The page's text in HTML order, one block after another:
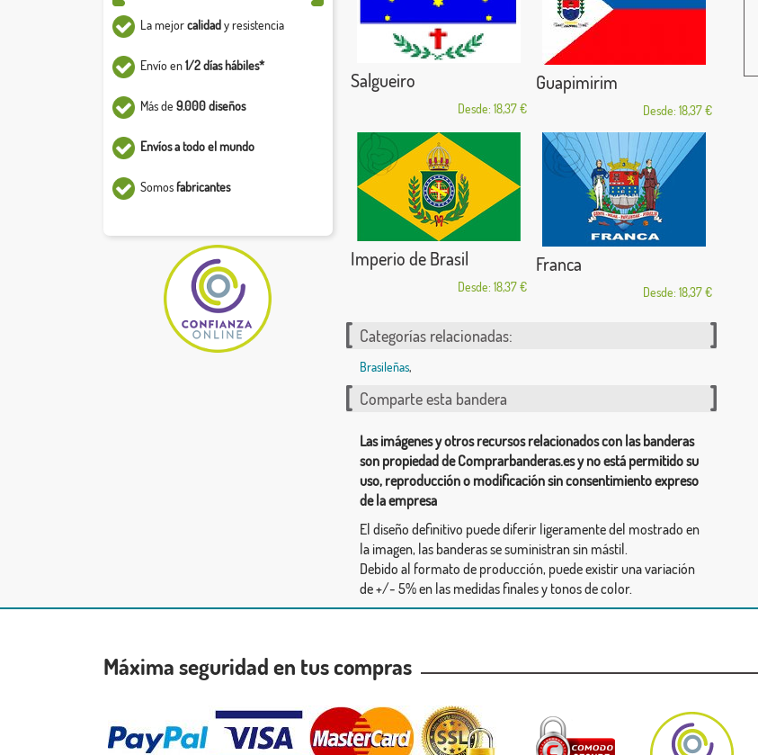
La mejorcalidady resistencia
Envío en1/2 días hábiles*
Más de 9.000 diseños
Envíos a todo el mundo
Somosfabricantes
Salgueiro
Desde: 18,37 €
Guapimirim
Desde: 18,37 €
Imperio de Brasil
Desde: 18,37 €
Franca
Desde: 18,37 €
Categorías relacionadas:
Brasileñas,
Comparte esta bandera
Las imágenes y otros recursos relacionados con las banderas
son propiedad de Comprarbanderas.es y no está permitido su
uso, reproducción o modificación sin consentimiento expreso
de la empresa
El diseño definitivo puede diferir ligeramente del mostrado en
la imagen, las banderas se suministran sin mástil.
Debido al formato de producción, puede existir una variación
de +/- 5% en las medidas finales y tonos de color.
Máxima seguridad en tus compras